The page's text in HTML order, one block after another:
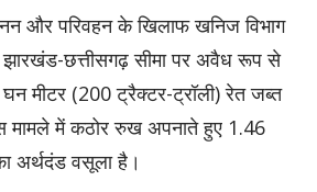
और परिवहन के खिलाफ खनिज विभाग
झारखंड-छत्तीसगढ़ सीमा पर अवैध रूप से
मीटर (200 ट्रैक्टर-ट्रॉली) रेत जब्त
मामले में कठोर रुख अपनाते हुए 1.46
अर्थदंड वसूला है।